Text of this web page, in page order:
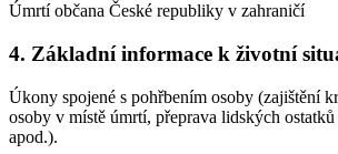
Úmrtí občana České republiky v zahraničí
4. Základní informace k životní
Úkony spojené s pohřbením osoby (zajištění
osoby v místě úmrtí, přeprava lidských
apod.).